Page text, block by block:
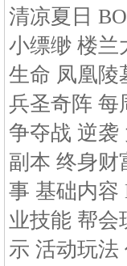
清凉夏日
小缥缈 楼兰
生命 凤凰陵
兵圣奇阵 每
争夺战 逆袭
副本 终身财
事 基础内容
业技能 帮会
示 活动玩法